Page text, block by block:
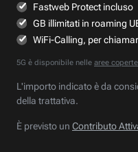
Fastweb Protect incluso
GB illimitati in roaming
WiFi-Calling, per
5G è disponibile nelle aree
L'importo indicato è da
della trattativa.
È previsto un Contributo